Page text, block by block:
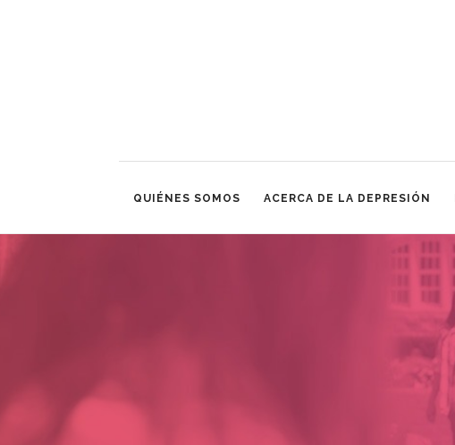
QUIÉNES SOMOS ACERCA DE LA DEPRESIÓN